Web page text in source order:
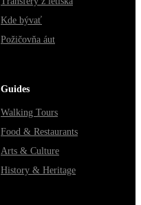
Kde bývať
Požičovňa áut
Guides
Walking Tours
Food & Restaurants
Arts & Culture
History & Heritage